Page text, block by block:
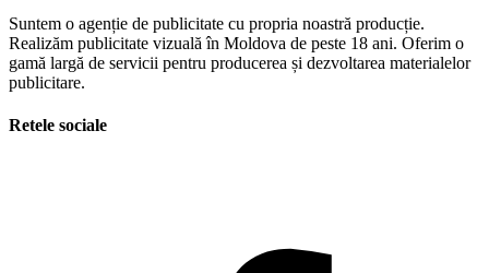
Suntem o agenție de publicitate cu propria noastră producție.
Realizăm publicitate vizuală în Moldova de peste 18 ani. Oferim o
gamă largă de servicii pentru producerea și dezvoltarea materialelor
publicitare.
Retele sociale